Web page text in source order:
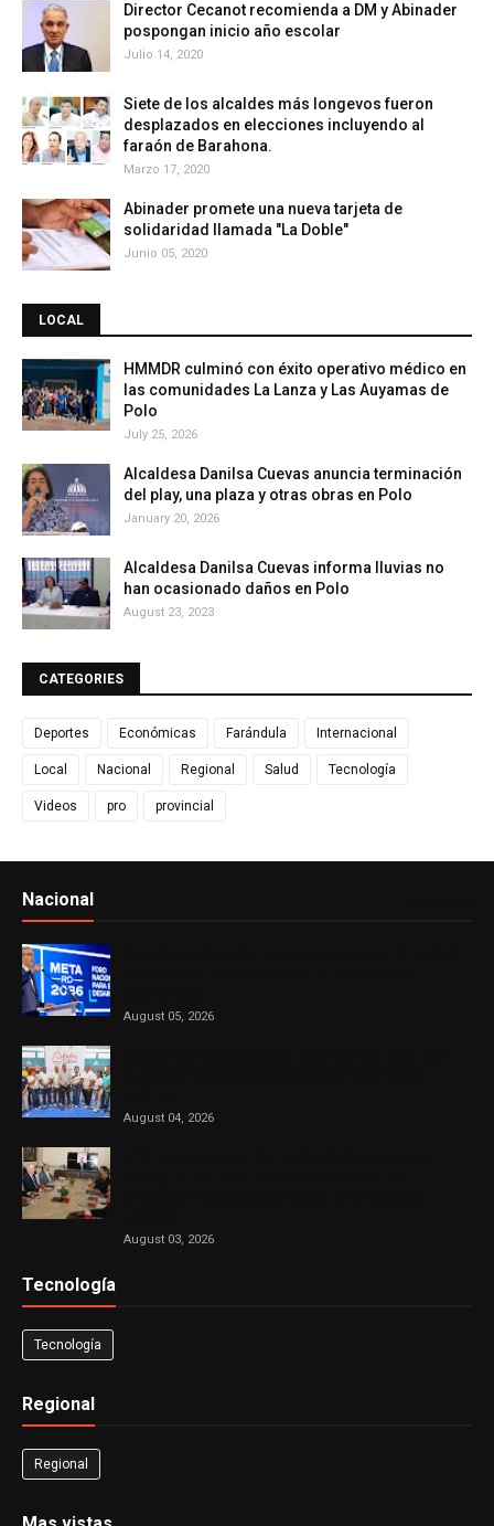
Director Cecanot recomienda a DM y Abinader
pospongan inicio año escolar
Julio 14, 2020
Siete de los alcaldes más longevos fueron
desplazados en elecciones incluyendo al
faraón de Barahona.
Marzo 17, 2020
Abinader promete una nueva tarjeta de
solidaridad llamada "La Doble"
Junio 05, 2020
LOCAL
HMMDR culminó con éxito operativo médico en
las comunidades La Lanza y Las Auyamas de
Polo
July 25, 2026
Alcaldesa Danilsa Cuevas anuncia terminación
del play, una plaza y otras obras en Polo
January 20, 2026
Alcaldesa Danilsa Cuevas informa lluvias no
han ocasionado daños en Polo
August 23, 2023
CATEGORIES
Deportes Económicas Farándula Internacional
Local Nacional Regional Salud Tecnología
Videos pro provincial
Nacional
August 05, 2026
August 04, 2026
August 03, 2026
Tecnología
Tecnología
Regional
Regional